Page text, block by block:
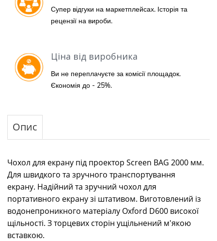
Супер відгуки на маркетплейсах. Історія та
рецензії на вироби.
Ціна від виробника
Ви не переплачуєте за комісії площадок.
Єкономія до - 25%.
Опис
Чохол для екрану під проектор Screen BAG 2000 мм.
Для швидкого та зручного транспортування
екрану. Надійний та зручний чохол для
портативного екрану зі штативом. Виготовлений із
водонепроникного матеріалу Oxford D600 високої
щільності. З торцевих сторін ущільнений м'якою
вставкою.